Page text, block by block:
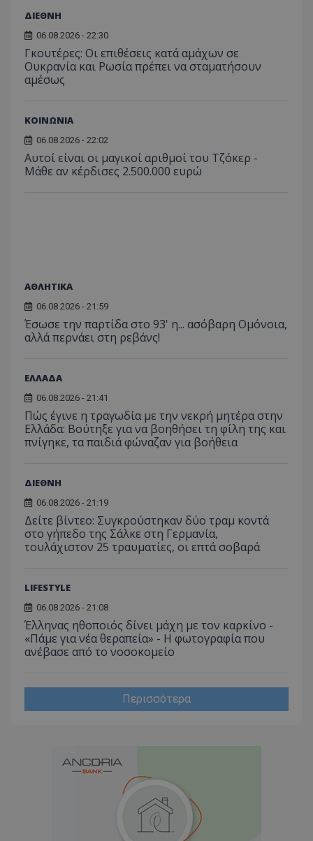
ΔΙΕΘΝΗ
06.08.2026 - 22:30
Γκουτέρες: Οι επιθέσεις κατά αμάχων σε
Ουκρανία και Ρωσία πρέπει να σταματήσουν
αμέσως
ΚΟΙΝΩΝΙΑ
06.08.2026 - 22:02
Αυτοί είναι οι μαγικοί αριθμοί του Τζόκερ -
Μάθε αν κέρδισες 2.500.000 ευρώ
ΑΘΛΗΤΙΚΑ
06.08.2026 - 21:59
Έσωσε την παρτίδα στο 93' η... ασόβαρη Ομόνοια,
αλλά περνάει στη ρεβάνς!
ΕΛΛΑΔΑ
06.08.2026 - 21:41
Πώς έγινε η τραγωδία με την νεκρή μητέρα στην
Ελλάδα: Βούτηξε για να βοηθήσει τη φίλη της και
πνίγηκε, τα παιδιά φώναζαν για βοήθεια
ΔΙΕΘΝΗ
06.08.2026 - 21:19
Δείτε βίντεο: Συγκρούστηκαν δύο τραμ κοντά
στο γήπεδο της Σάλκε στη Γερμανία,
τουλάχιστον 25 τραυματίες, οι επτά σοβαρά
LIFESTYLE
06.08.2026 - 21:08
Έλληνας ηθοποιός δίνει μάχη με τον καρκίνο -
«Πάμε για νέα θεραπεία» - Η φωτογραφία που
ανέβασε από το νοσοκομείο
Περισσότερα